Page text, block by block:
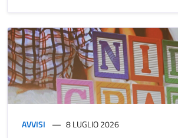
AVVISI 8 LUGLIO 2026